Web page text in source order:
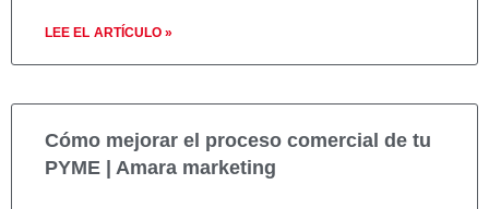
LEE EL ARTÍCULO »
Cómo mejorar el proceso comercial de tu
PYME | Amara marketing